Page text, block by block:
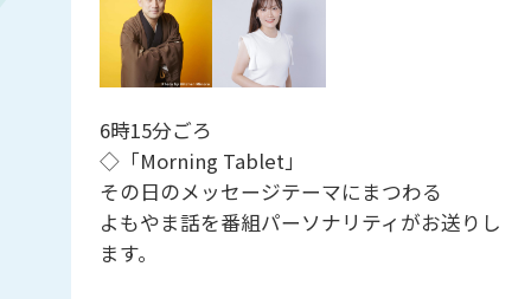
6時15分ごろ
◇「Morning Tablet」
その日のメッセージテーマにまつわる
よもやま話を番組パーソナリティがお送りし
ます。